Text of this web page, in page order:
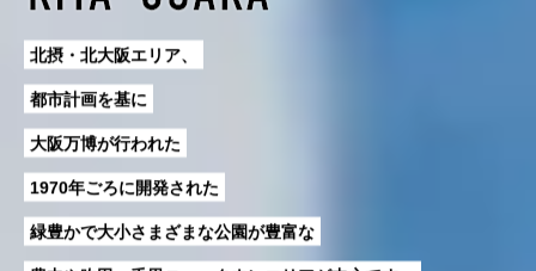
北摂・北大阪エリア、
都市計画を基に
大阪万博が行われた
1970年ごろに開発された
緑豊かで大小さまざまな公園が豊富な